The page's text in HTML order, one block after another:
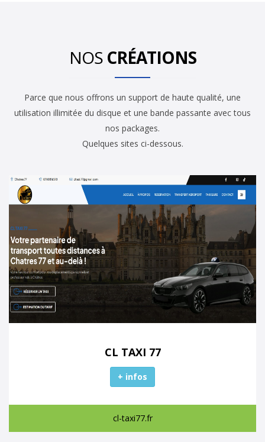
NOS CRÉATIONS
Parce que nous offrons un support de haute qualité, une
utilisation illimitée du disque et une bande passante avec tous
nos packages.
Quelques sites ci-dessous.
CL TAXI 77
+ infos
cl-taxi77.fr